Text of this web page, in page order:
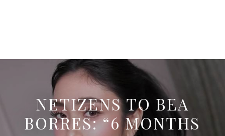
NETIZENS TO BEA
BORRES: “6 MONTHS